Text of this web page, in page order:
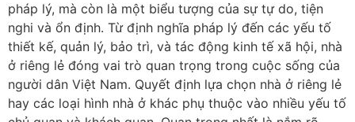
pháp lý, mà còn là một biểu tượng của sự tự do, tiện
nghi và ổn định. Từ định nghĩa pháp lý đến các yếu tố
thiết kế, quản lý, bảo trì, và tác động kinh tế xã hội, nhà
ở riêng lẻ đóng vai trò quan trọng trong cuộc sống của
người dân Việt Nam. Quyết định lựa chọn nhà ở riêng lẻ
hay các loại hình nhà ở khác phụ thuộc vào nhiều yếu tố